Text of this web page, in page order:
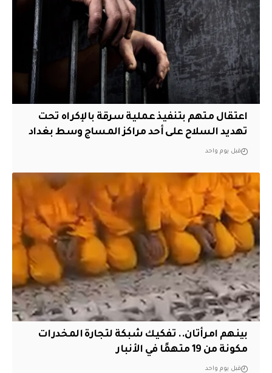
اعتقال متهم بتنفيذ عملية سرقة بالإكراه تحت
تهديد السلاح على أحد مراكز المساج وسط بغداد
قبل يوم واحد
بينهم امرأتان.. تفكيك شبكة لتجارة المخدرات
مكونة من 19 متهمًا في الأنبار
قبل يوم واحد